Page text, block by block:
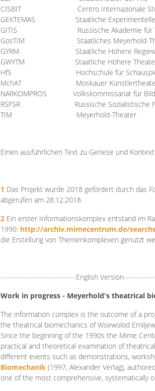
CISBIT
Centro Internazionale
GEKTEMAS
Staatliche
GITIS
Russische Akademie
GosTIM
Staatliches Meyerhold-
GYRM
Staatliche Höhere
GWYTM
Staatliche Höhere
HfS
Hochschule für
MchAT
Moskauer
NARKOMPROS
Volkskommissariat für
RSFSR
Russische Sozialistische
TIM Meyerhold-Theater
Einen ausführlichen Text zu Genese und
1 Das Projekt wurde 2018 gefördert durch das
abgerufen am 28.12.2018.
2 Ein erster Informationskomplex entstand im
1990: http://archiv.mimecentrum.de/
die Erstellung von Themenkomplexen genutzt
------------------------------English
Work in progress - Meyerhold's theatrical
The information complex is the outcome of a
the theatrical biomechanics of Wsewolod
Since the beginning of the 1990s the Mime
practical and theoretical examination of
different events such as demonstrations,
Biomechanik (1997, Alexander Verlag),
one of the most comprehensive, systematically